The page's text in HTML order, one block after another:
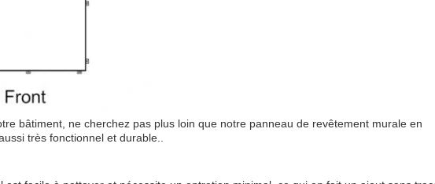
bâtiment, ne cherchez pas plus loin que notre panneau de revêtement murale en
très fonctionnel et durable..